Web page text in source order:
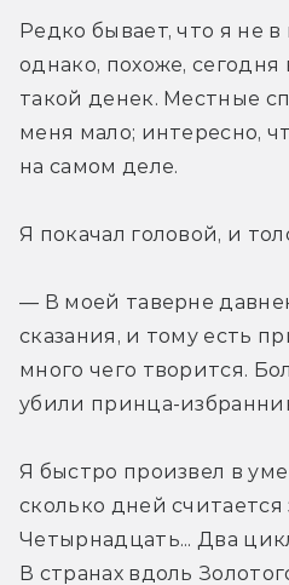
Редко бывает, что я не
однако, похоже,
такой денек. Местные
меня мало; интересно,
на самом деле.
Я покачал головой, и
— В моей таверне
сказания, и тому есть
много чего творится.
убили принца-
Я быстро произвел в
сколько дней
Четырнадцать... Два
В странах вдоль